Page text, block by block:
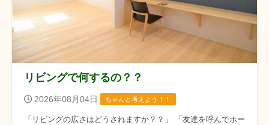
リビングで何するの？？
2026年08月04日 ちゃんと考えよう！！
「リビングの広さはどうされますか？？」 「友達を呼んでホー